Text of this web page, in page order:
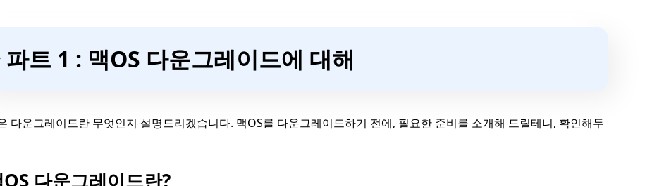
파트 1 : 맥OS 다운그레이드에 대해
다운그레이드란 무엇인지 설명드리겠습니다. 맥OS를 다운그레이드하기 전에, 필요한 준비를 소개해 드릴테니, 확인해두
OS 다운그레이드란?